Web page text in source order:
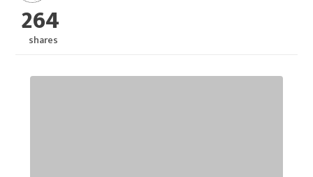
264
shares